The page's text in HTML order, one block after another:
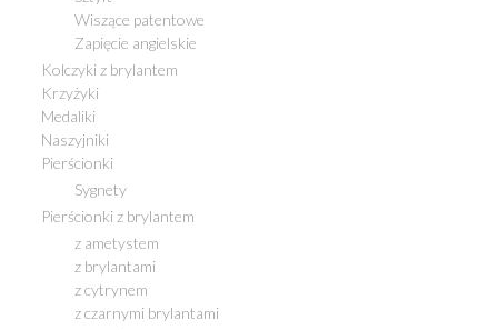
Wiszące patentowe
Zapięcie angielskie
Kolczyki z brylantem
Krzyżyki
Medaliki
Naszyjniki
Pierścionki
Sygnety
Pierścionki z brylantem
z ametystem
z brylantami
z cytrynem
z czarnymi brylantami